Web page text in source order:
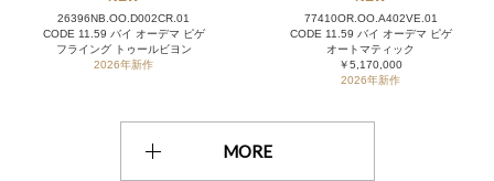
26396NB.OO.D002CR.01
CODE 11.59 バイ オーデマ ピゲ
フライング トゥールビヨン
2026年新作
77410OR.OO.A402VE.01
CODE 11.59 バイ オーデマ ピゲ
オートマティック
￥5,170,000
2026年新作
MORE